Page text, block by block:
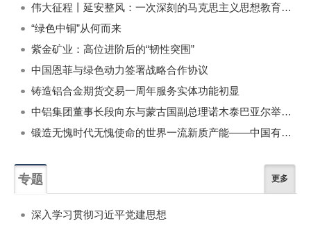
伟大征程丨延安整风：一次深刻的马克思主义思想教育运动
“绿色中铜”从何而来
紫金矿业：高位进阶后的“韧性突围”
中国恩菲与绿色动力签署战略合作协议
铸造铝合金期货交易一周年服务实体功能初显
中铝集团董事长段向东与蒙古国副总理诺木泰巴亚尔举行会谈
锻造无愧时代无愧使命的世界一流新质产能——中国有色金属工业的战略应对与破局之道（二）
专题 更多
深入学习贯彻习近平党建思想